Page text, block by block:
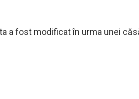
a fost modificat în urma unei